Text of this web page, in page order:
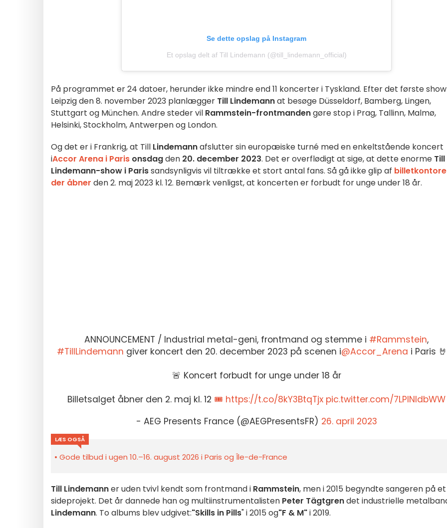
Se dette opslag på Instagram
Et opslag delt af Till Lindemann (@till_lindemann_official)
På programmet er 24 datoer, herunder ikke mindre end 11 koncerter i Tyskland. Efter det første
Leipzig den 8. november 2023 planlægger Till Lindemannat besøge Düsseldorf, Bamberg, Lingen,
Stuttgart og München. Andre steder vil Rammstein-frontmandengøre stop i Prag, Tallinn, Malmø,
Helsinki, Stockholm, Antwerpen og London.
Og det er i Frankrig, at Till Lindemannafslutter sin europæiske turné med en enkeltstående koncert
iAccor Arena i Paris onsdagden 20. december 2023. Det er overflødigt at sige, at dette enorme Till
Lindemann-show i Parissandsynligvis vil tiltrække et stort antal fans. Så gå ikke glip af
der åbner den 2. maj 2023 kl. 12. Bemærk venligst, at koncerten er forbudt for unge under 18 år.
ANNOUNCEMENT / Industrial metal-geni, frontmand og stemme i #Rammstein,
#TillLindemann giver koncert den 20. december 2023 på scenen i@Accor_Arena i Paris
🚨 Koncert forbudt for unge under 18 år
Billetsalget åbner den 2. maj kl. 12 🎟 https://t.co/8kY3BtqTjx pic.twitter.com/7LPINldbWW
- AEG Presents France (@AEGPresentsFR) 26. april 2023
LÆS OGSÅ
Gode tilbud i ugen 10.–16. august 2026 i Paris og Île-de-France
Till Lindemanner uden tvivl kendt som frontmand i Rammstein, men i 2015 begyndte sangeren på et
sideprojekt. Det år dannede han og multiinstrumentalisten Peter Tägtgrendet industrielle
Lindemann. To albums blev udgivet:"Skills in Pills" i 2015 og"F & M"i 2019.